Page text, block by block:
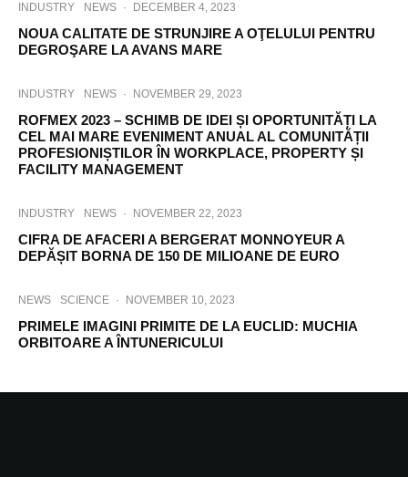
INDUSTRY NEWS · DECEMBER 4, 2023
NOUA CALITATE DE STRUNJIRE A OŢELULUI PENTRU
DEGROŞARE LA AVANS MARE
INDUSTRY NEWS · NOVEMBER 29, 2023
ROFMEX 2023 – SCHIMB DE IDEI ȘI OPORTUNITĂȚI LA
CEL MAI MARE EVENIMENT ANUAL AL COMUNITĂȚII
PROFESIONIȘTILOR ÎN WORKPLACE, PROPERTY ȘI
FACILITY MANAGEMENT
INDUSTRY NEWS · NOVEMBER 22, 2023
CIFRA DE AFACERI A BERGERAT MONNOYEUR A
DEPĂȘIT BORNA DE 150 DE MILIOANE DE EURO
NEWS SCIENCE · NOVEMBER 10, 2023
PRIMELE IMAGINI PRIMITE DE LA EUCLID: MUCHIA
ORBITOARE A ÎNTUNERICULUI